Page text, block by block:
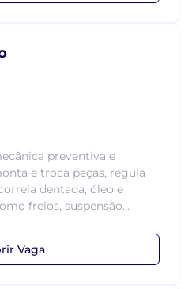
preventiva e
e troca peças, regula
dentada, óleo e
freios, suspensão...
Vaga